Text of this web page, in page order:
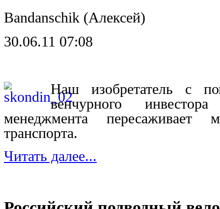
Bandanschik (Алексей)
30.06.11 07:08
Наш изобретатель с
венчурного
менеджмента
транспорта.
Читать далее...